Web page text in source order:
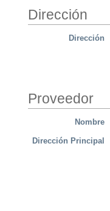
Dirección
Dirección
Proveedor
Nombre
Dirección Principal